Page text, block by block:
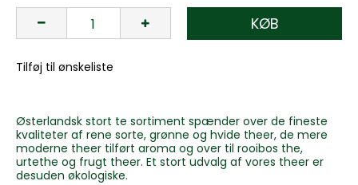
KØB
Tilføj til ønskeliste
Østerlandsk stort te sortiment spænder over de fineste
kvaliteter af rene sorte, grønne og hvide theer, de mere
moderne theer tilført aroma og over til rooibos the,
urtethe og frugt theer. Et stort udvalg af vores theer er
desuden økologiske.